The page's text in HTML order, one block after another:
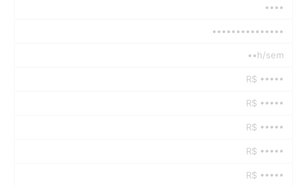
••••
•••••••••••••••
••h/sem
R$ •••••
R$ •••••
R$ •••••
R$ •••••
R$ •••••